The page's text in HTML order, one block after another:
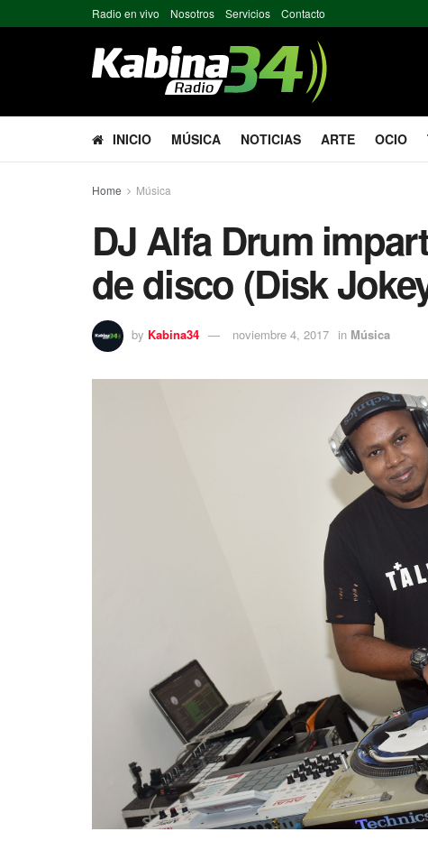
Radio en vivo Nosotros Servicios Contacto
INICIO MÚSICA NOTICIAS ARTE OCIO
Home Música
DJ Alfa Drum
de disco (Disk
by Kabina34 noviembre 4, 2017 in Música